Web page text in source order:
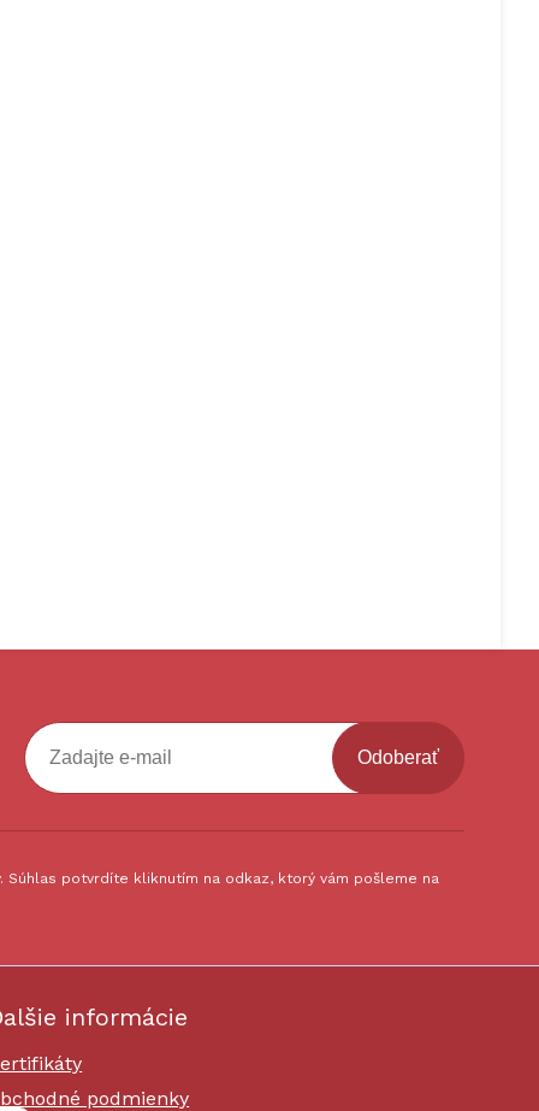
Odoberať
potvrdíte kliknutím na odkaz, ktorý vám pošleme na
informácie
podmienky